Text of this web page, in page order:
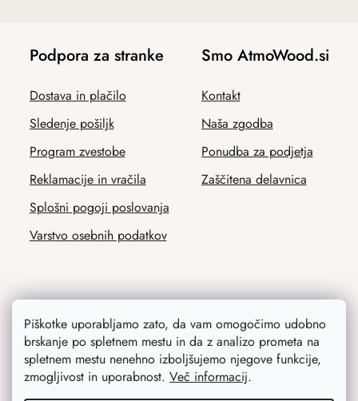
Piškotke uporabljamo zato, da vam omogočimo udobno
brskanje po spletnem mestu in da z analizo prometa na
spletnem mestu nenehno izboljšujemo njegove funkcije,
zmogljivost in uporabnost. Več informacij.
Podpora za stranke
Dostava in plačilo
Sledenje pošiljk
Program zvestobe
Reklamacije in vračila
Splošni pogoji poslovanja
Varstvo osebnih podatkov
Smo AtmoWood.si
Kontakt
Naša zgodba
Ponudba za podjetja
Zaščitena delavnica
Svetovali vam bomo
Blog